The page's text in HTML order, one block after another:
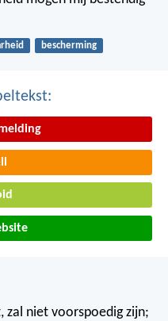
bescherming
zal niet voorspoedig zijn;